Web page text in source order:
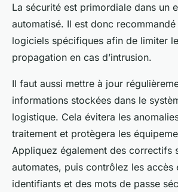
La sécurité est primordiale dans un
automatisé. Il est donc
logiciels spécifiques afin de limiter
propagation en cas d’intrusion.
Il faut aussi mettre à jour
informations stockées dans le
logistique. Cela évitera les
traitement et protègera les
Appliquez également des correctifs
automates, puis contrôlez les accès
identifiants et des mots de passe